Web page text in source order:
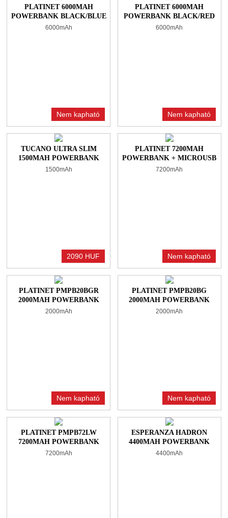
PLATINET 6000MAH
POWERBANK BLACK/BLUE
6000mAh
Nem kapható
PLATINET 6000MAH
POWERBANK BLACK/RED
6000mAh
Nem kapható
TUCANO ULTRA SLIM
1500MAH POWERBANK
PINK
1500mAh
2090 HUF
PLATINET 7200MAH
POWERBANK + MICROUSB
CABLE GREY
7200mAh
Nem kapható
PLATINET PMPB20BGR
2000MAH POWERBANK
BLACK/GREEN
2000mAh
Nem kapható
PLATINET PMPB20BG
2000MAH POWERBANK
BLACK/GREY
2000mAh
Nem kapható
PLATINET PMPB72LW
7200MAH POWERBANK
WHITE
7200mAh
ESPERANZA HADRON
4400MAH POWERBANK
BLACK
4400mAh